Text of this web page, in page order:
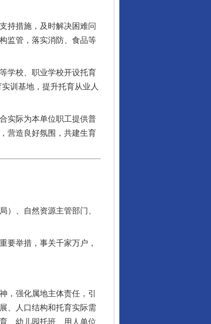
持措施，及时解决困难问
监管，落实消防、食品等
学校、职业学校开设托育
训基地，提升托育从业人
实际为本单位职工提供普
营造良好氛围，共建生育
）、自然资源主管部门、
举措，事关千家万户，
强化属地主体责任，引
、人口结构和托育实际需
、幼儿园托班、用人单位